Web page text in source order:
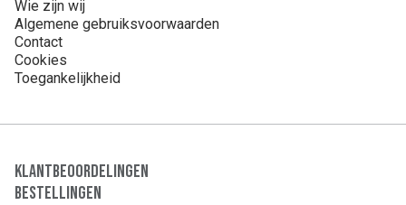
Wie zijn wij
Algemene gebruiksvoorwaarden
Contact
Cookies
Toegankelijkheid
Klantbeoordelingen
Bestellingen